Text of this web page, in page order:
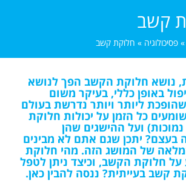
קשב
» פסיכולוגיה » חלוקת קשב
נושא חלוקת הקשב הפך לנושא
באופן כללי, בעיקר משום
ליותר ויותר נדרשת בעולם
כל הזמן על יכולות חלוקת
ועל ההישגים שהן
בעצם? יתכן שגם אתם לא מבינים
של המושג הזה. מהי חלוקת
חלוקת הקשב, וכיצד ניתן לטפל
קשב בעייתית? ננסה להבין כאן.